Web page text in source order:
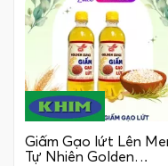
Giấm Gạo lứt Lên
Tự Nhiên Golden…